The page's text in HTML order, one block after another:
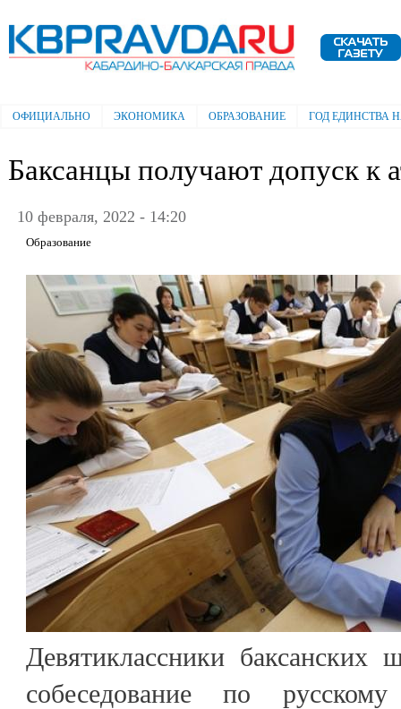
Электронная газета "Кабардино-
Балкарская правда"
Главное меню
ОФИЦИАЛЬНО ЭКОНОМИКА ОБРАЗОВАНИЕ ГОД ЕДИНСТВА
Баксанцы получают допуск к
10 февраля, 2022 - 14:20
Образование
Девятиклассники баксанских
собеседование по